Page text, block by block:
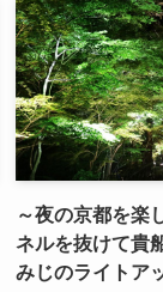
～夜の京都を楽
ネルを抜けて貴
みじのライトア